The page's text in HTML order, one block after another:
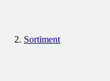
Sortiment